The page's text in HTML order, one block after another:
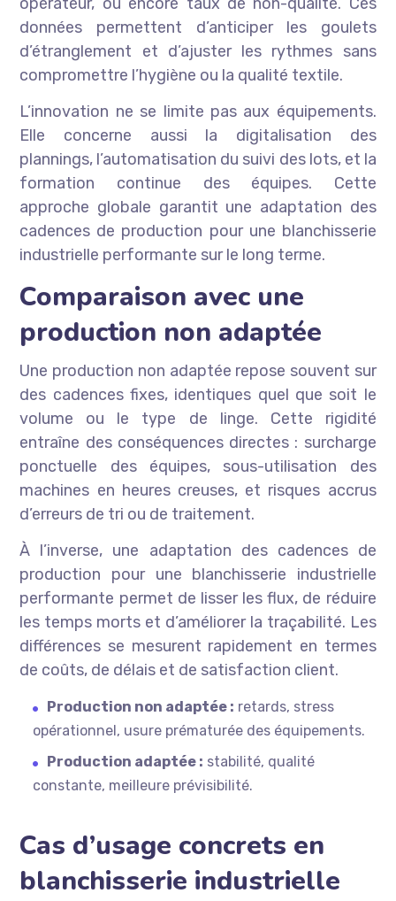
données permettent d’anticiper les goulets
d’étranglement et d’ajuster les rythmes sans
compromettre l’hygiène ou la qualité textile.
L’innovation ne se limite pas aux équipements.
Elle concerne aussi la digitalisation des
plannings, l’automatisation du suivi des lots, et la
formation continue des équipes. Cette
approche globale garantit une adaptation des
cadences de production pour une blanchisserie
industrielle performante sur le long terme.
Comparaison avec une
production non adaptée
Une production non adaptée repose souvent sur
des cadences fixes, identiques quel que soit le
volume ou le type de linge. Cette rigidité
entraîne des conséquences directes : surcharge
ponctuelle des équipes, sous-utilisation des
machines en heures creuses, et risques accrus
d’erreurs de tri ou de traitement.
À l’inverse, une adaptation des cadences de
production pour une blanchisserie industrielle
performante permet de lisser les flux, de réduire
les temps morts et d’améliorer la traçabilité. Les
différences se mesurent rapidement en termes
de coûts, de délais et de satisfaction client.
Production non adaptée : retards, stress
opérationnel, usure prématurée des équipements.
Production adaptée : stabilité, qualité
constante, meilleure prévisibilité.
Cas d’usage concrets en
blanchisserie industrielle